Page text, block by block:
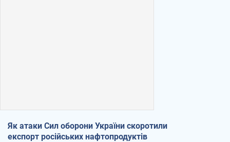
Як атаки Сил оборони України скоротили
експорт російських нафтопродуктів